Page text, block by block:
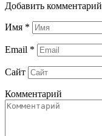
Добавить комментарий
Имя *
Email *
Сайт
Комментарий